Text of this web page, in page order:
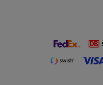
www.myfirst.se